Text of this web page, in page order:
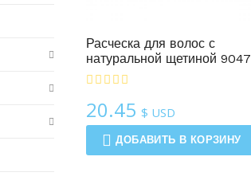
Расческа для волос с
натуральной щетиной 9047
20.45 $ USD
ДОБАВИТЬ В КОРЗИНУ